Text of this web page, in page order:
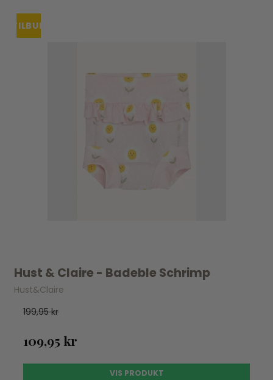
TILBUD
Hust & Claire - Badeble Schrimp
Hust&Claire
199,95 kr
109,95 kr
VIS PRODUKT